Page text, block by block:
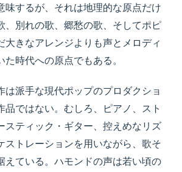
味するが、それは地理的な原点だけ
、別れの歌、郷愁の歌、そしてポピ
大きなアレンジよりも声とメロディ
た時代への原点でもある。
は派手な現代ポップのプロダクショ
品ではない。むしろ、ピアノ、スト
スティック・ギター、控えめなリズ
ストレーションを用いながら、歌そ
えている。ハモンドの声は若い頃の